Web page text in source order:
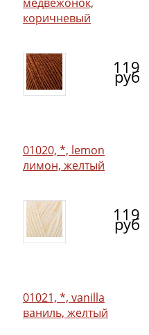
медвежонок,
коричневый
119
руб
01020, *, lemon
лимон, желтый
119
руб
01021, *, vanilla
ваниль, желтый